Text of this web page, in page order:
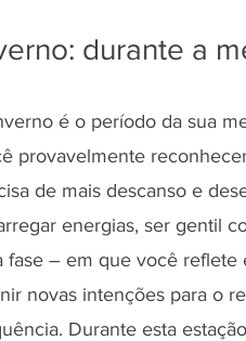
durante a
é o período da sua
provavelmente
de mais descanso e
energias, ser gentil
fase – em que você
novas intenções para o
Durante esta